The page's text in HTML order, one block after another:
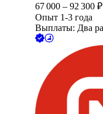
67 000 – 92 300 ₽
Опыт 1-3 года
Выплаты: Два